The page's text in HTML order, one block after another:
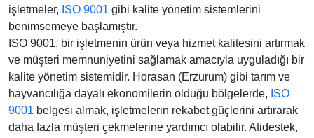
işletmeler, ISO 9001 gibi kalite yönetim sistemlerini
benimsemeye başlamıştır.
ISO 9001, bir işletmenin ürün veya hizmet kalitesini artırmak
ve müşteri memnuniyetini sağlamak amacıyla uyguladığı bir
kalite yönetim sistemidir. Horasan (Erzurum) gibi tarım ve
hayvancılığa dayalı ekonomilerin olduğu bölgelerde, ISO
9001 belgesi almak, işletmelerin rekabet güçlerini artırarak
daha fazla müşteri çekmelerine yardımcı olabilir. Atidestek,